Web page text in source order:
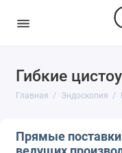
Гибкие
Главная Эндоскопия
Бронхоскопы
Гистероскопы
Прямые поставки